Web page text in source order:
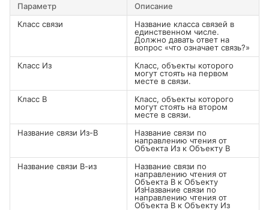
Параметр
Описание
Класс связи
Название класса связей в
единственном числе.
Должно давать ответ на
вопрос «что означает связь?»
Класс Из
Класс, объекты которого
могут стоять на первом
месте в связи.
Класс В
Класс, объекты которого
могут стоять на втором
месте в связи.
Название связи Из-В
Название связи по
направлению чтения от
Объекта Из к Объекту В
Название связи В-из
Название связи по
направлению чтения от
Объекта В к Объекту
ИзНазвание связи по
направлению чтения от
Объекта В к Объекту Из